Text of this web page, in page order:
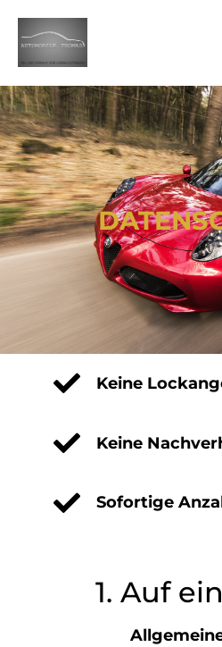
Keine
Keine
Sofortige
1. Auf